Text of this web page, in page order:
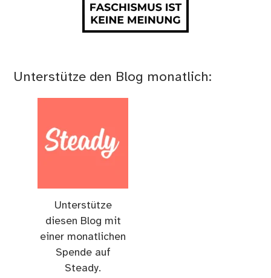
Unterstütze den Blog monatlich:
Unterstütze
diesen Blog mit
einer monatlichen
Spende auf
Steady.